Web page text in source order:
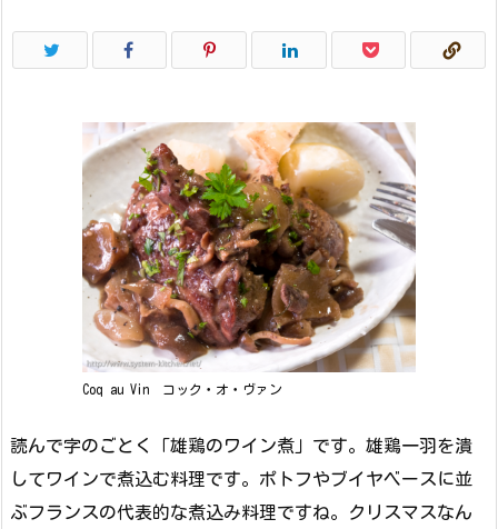
Coq au Vin コック・オ・ヴァン
読んで字のごとく「雄鶏のワイン煮」です。雄鶏一羽を潰
してワインで煮込む料理です。ポトフやブイヤベースに並
ぶフランスの代表的な煮込み料理ですね。クリスマスなん